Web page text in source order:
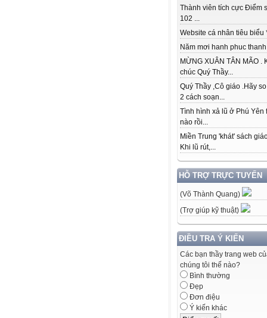
Thành viên tích cực Điểm
102 ...
Website cá nhân tiêu biểu
Năm mơi hanh phuc
MỪNG XUÂN TÂN MÃO .
chúc Quý Thầy...
Quý Thầy ,Cô giáo .Hãy
2 cách soạn...
Tình hình xả lũ ở Phú Yên
nào rồi...
Miền Trung 'khát' sách
Khi lũ rút,...
HỖ TRỢ TRỰC TUYẾN
(Võ Thành Quang)
(Trợ giúp kỹ thuật)
ĐIỀU TRA Ý KIẾN
Các bạn thầy trang web
chúng tôi thế nào?
Bình thường
Đẹp
Đơn điệu
Ý kiến khác